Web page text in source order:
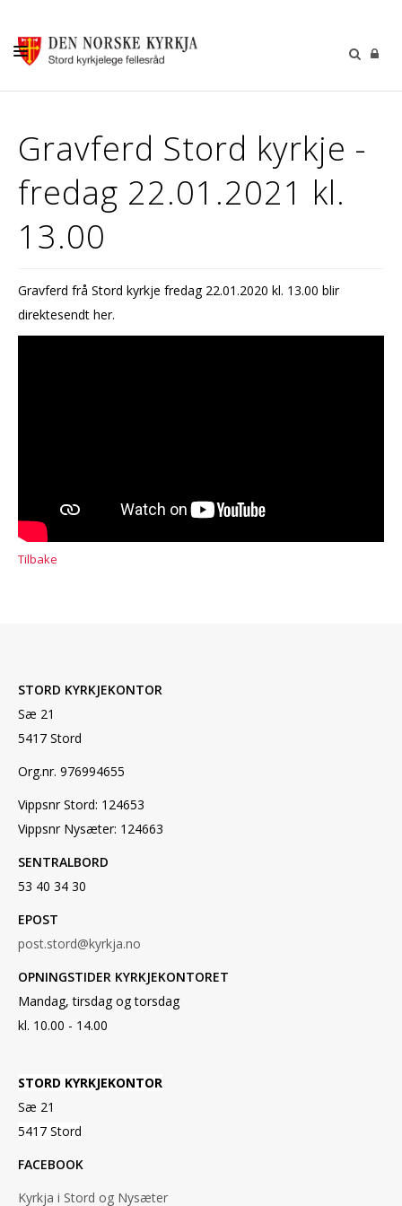
GUDSTENESTER
DÅP VIGSEL GRAVFERD
BARN OG UNGDOM
SOKNERÅDA
INFORMASJON
KONTAKT OSS
Gravferd Stord kyrkje -
fredag 22.01.2021 kl.
13.00
Gravferd frå Stord kyrkje fredag 22.01.2020 kl. 13.00 blir
direktesendt her.
Tilbake
STORD KYRKJEKONTOR
Sæ 21
5417 Stord
Org.nr. 976994655
Vippsnr Stord: 124653
Vippsnr Nysæter: 124663
SENTRALBORD
53 40 34 30
EPOST
post.stord@kyrkja.no
OPNINGSTIDER KYRKJEKONTORET
Mandag, tirsdag og torsdag
kl. 10.00 - 14.00
STORD KYRKJEKONTOR
Sæ 21
5417 Stord
FACEBOOK
Kyrkja i Stord og Nysæter